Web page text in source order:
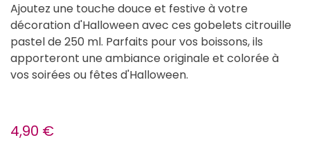
Ajoutez une touche douce et festive à votre
décoration d'Halloween avec ces gobelets citrouille
pastel de 250 ml. Parfaits pour vos boissons, ils
apporteront une ambiance originale et colorée à
vos soirées ou fêtes d'Halloween.
4,90 €